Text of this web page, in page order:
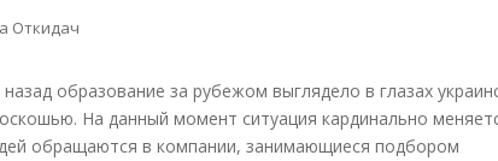
Откидач
образование за рубежом выглядело в глазах
На данный момент ситуация кардинально
обращаются в компании, занимающиеся подбором